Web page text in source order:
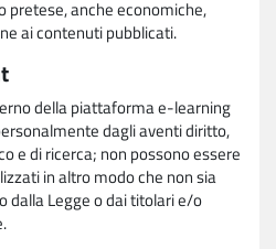
pretese, anche economiche,
ai contenuti pubblicati.
della piattaforma e-learning
dagli aventi diritto,
e di ricerca; non possono essere
in altro modo che non sia
Legge o dai titolari e/o